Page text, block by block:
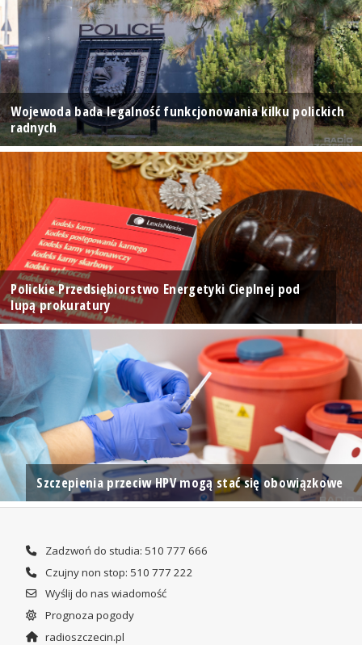
Wojewoda bada legalność funkcjonowania kilku polickich
radnych
Polickie Przedsiębiorstwo Energetyki Cieplnej pod
lupą prokuratury
Szczepienia przeciw HPV mogą stać się obowiązkowe
Zadzwoń do studia: 510 777 666
Czujny non stop: 510 777 222
Wyślij do nas wiadomość
Prognoza pogody
radioszczecin.pl